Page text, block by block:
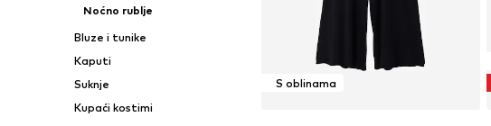
Noćno rublje
Bluze i tunike
Kaputi
Suknje
Kupaći kostimi
S oblinama